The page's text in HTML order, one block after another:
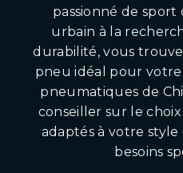
passionné de
urbain à la
durabilité, vous
pneu idéal pour
pneumatiques de
conseiller sur le
adaptés à votre
besoins